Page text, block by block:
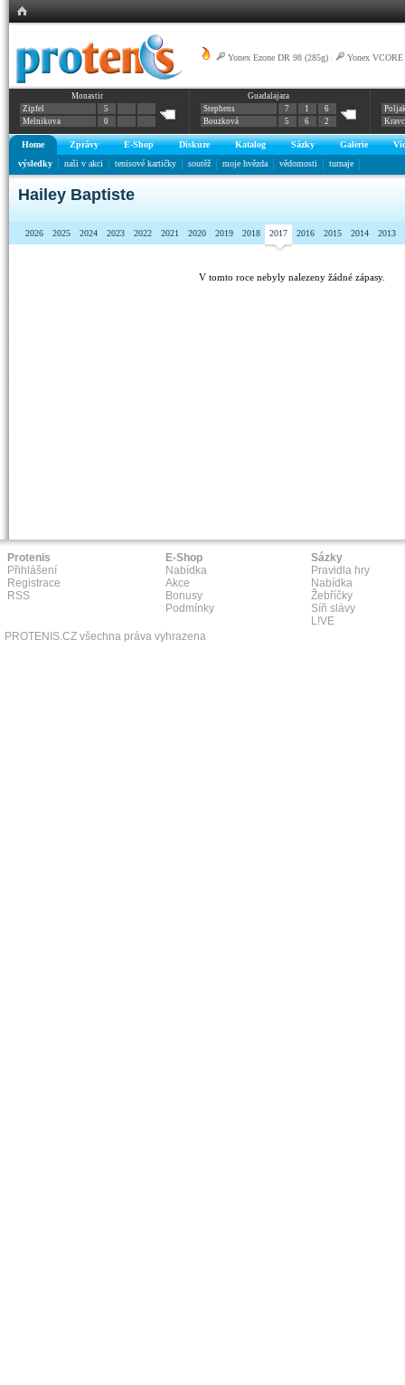
Yonex Ezone DR 98 (285g) Yonex VCORE
Monastir
Zipfel
5
Melnikova
0
Guadalajara
Stephens
7 1
6
Bouzková
5 6 2
Home Zprávy E-Shop Diskuze Katalog Sázky Galerie
výsledky
naši v akci tenisové kartičky soutěž moje hvězda vědomosti turnaje
Hailey Baptiste
2026 2025 2024 2023 2022 2021 2020 2019 2018 2017 2016 2015 2014 2013
V tomto roce nebyly nalezeny žádné zápasy.
Protenis
Přihlášení
Registrace
RSS
E-Shop
Nabídka
Akce
Bonusy
Podmínky
Sázky
Pravidla hry
Nabídka
Žebříčky
Síň slávy
L!VE
PROTENIS.CZ všechna práva vyhrazena